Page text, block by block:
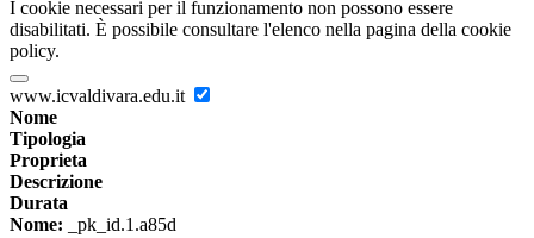
I cookie necessari per il funzionamento non possono essere
disabilitati. È possibile consultare l'elenco nella pagina della cookie
policy.
www.icvaldivara.edu.it
Nome
Tipologia
Proprieta
Descrizione
Durata
Nome: _pk_id.1.a85d